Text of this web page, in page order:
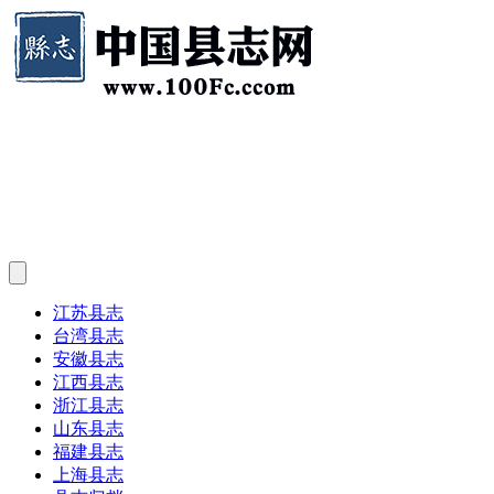
江苏县志
台湾县志
安徽县志
江西县志
浙江县志
山东县志
福建县志
上海县志